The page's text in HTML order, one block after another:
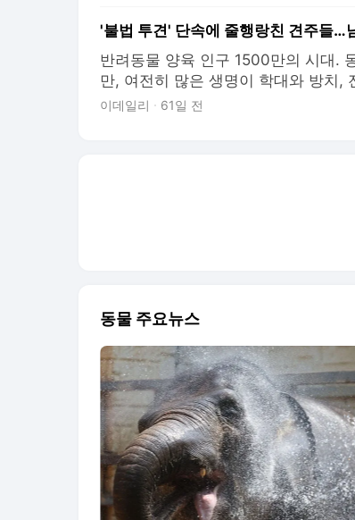
짚고 인간과 동물이 공존하기 위해 남
주>
반려동물 양육 인구 1500만의 시대.
만, 여전히 많은 생명이 학대와 방치,
놓여 있습니다. [애니멀워치]는 동물
이데일리 61일 전
동물 주요뉴스